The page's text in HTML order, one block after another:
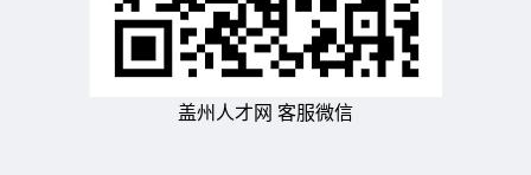
盖州人才网 客服微信